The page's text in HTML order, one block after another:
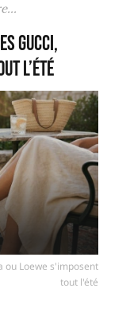
Gucci,
l’été
ou Loewe s'imposent
tout l'été